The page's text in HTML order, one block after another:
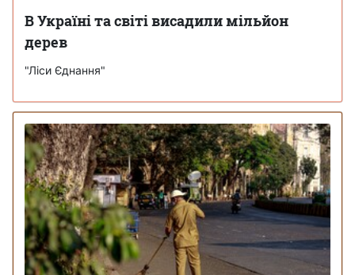
В Україні та світі висадили мільйон
дерев
"Ліси Єднання"